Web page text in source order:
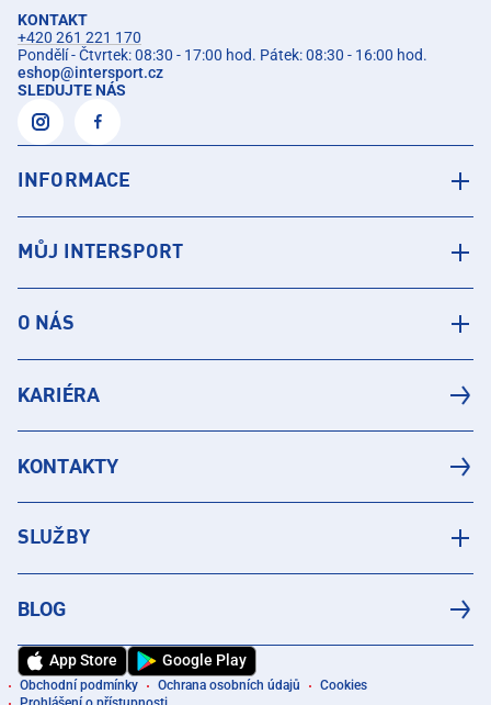
KONTAKT
+420 261 221 170
Pondělí - Čtvrtek: 08:30 - 17:00 hod. Pátek: 08:30 - 16:00 hod.
eshop@intersport.cz
SLEDUJTE NÁS
INFORMACE
MŮJ INTERSPORT
O NÁS
KARIÉRA
KONTAKTY
SLUŽBY
BLOG
App Store Google Play
Obchodní podmínky Ochrana osobních údajů
Cookies